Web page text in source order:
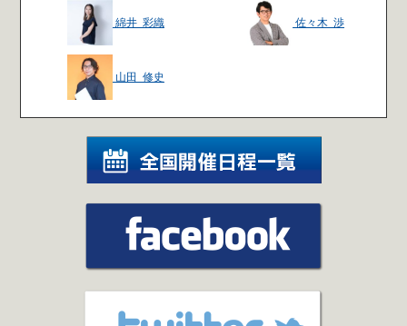
綿井 彩織 佐々木 渉
山田 修史